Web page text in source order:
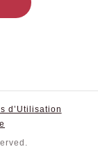
d’Utilisation